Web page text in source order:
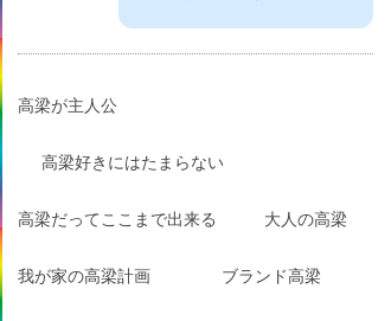
高梁が主人公
高梁好きにはたまらない
高梁だってここまで出来る 大人の高梁
我が家の高梁計画 ブランド高梁